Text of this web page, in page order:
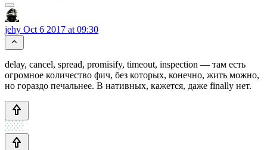
jehy Oct 6 2017 at 09:30
delay, cancel, spread, promisify, timeout, inspection — там есть
огромное количество фич, без которых, конечно, жить можно,
но гораздо печальнее. В нативных, кажется, даже finally нет.